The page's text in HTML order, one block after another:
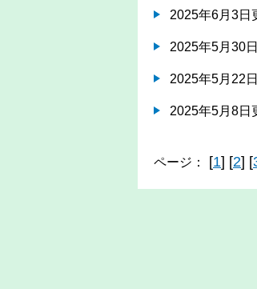
2025年6月3日
2025年5月30
2025年5月22
2025年5月8日
ページ： [1] [2] [